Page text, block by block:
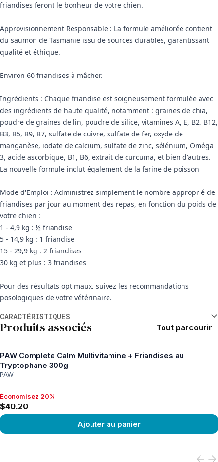
friandises feront le bonheur de votre chien.
Approvisionnement Responsable : La formule améliorée contient
du saumon de Tasmanie issu de sources durables, garantissant
qualité et éthique.
Environ 60 friandises à mâcher.
Ingrédients : Chaque friandise est soigneusement formulée avec
des ingrédients de haute qualité, notamment : graines de chia,
poudre de graines de lin, poudre de silice, vitamines A, E, B2, B12,
B3, B5, B9, B7, sulfate de cuivre, sulfate de fer, oxyde de
manganèse, iodate de calcium, sulfate de zinc, sélénium, Oméga
3, acide ascorbique, B1, B6, extrait de curcuma, et bien d'autres.
La nouvelle formule inclut également de la farine de poisson.
Mode d'Emploi : Administrez simplement le nombre approprié de
friandises par jour au moment des repas, en fonction du poids de
votre chien :
1 - 4,9 kg : ½ friandise
5 - 14,9 kg : 1 friandise
15 - 29,9 kg : 2 friandises
30 kg et plus : 3 friandises
Pour des résultats optimaux, suivez les recommandations
posologiques de votre vétérinaire.
CARACTÉRISTIQUES
Produits associés Tout parcourir
PAW Complete Calm Multivitamine + Friandises au
Tryptophane 300g
PAW
Économisez 20%, $40.20
Économisez 20%
$40.20
Ajouter au panier